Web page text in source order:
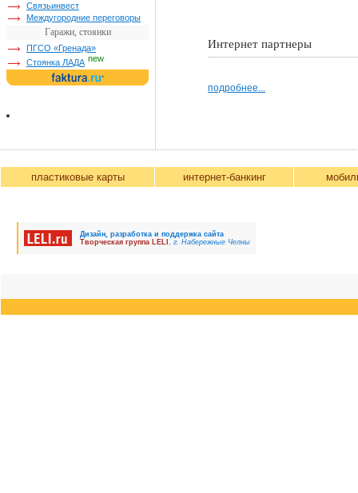
Связьинвест
Междугородние переговоры
Гаражи, стоянки
ПГСО «Гренада»
Стоянка ЛАДА new
Интернет партнеры
подробнее...
пластиковые карты интернет-банкинг
Дизайн, разработка и поддержка сайта
Творческая группа LELI , г. Набережные Челны